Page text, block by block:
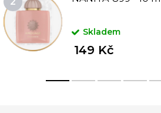
Skladem
149 Kč